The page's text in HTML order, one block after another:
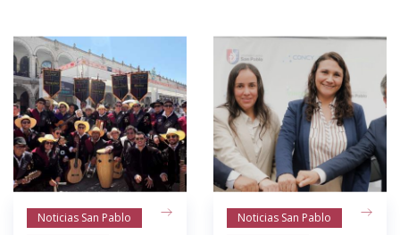
Noticias San Pablo
Noticias San Pablo